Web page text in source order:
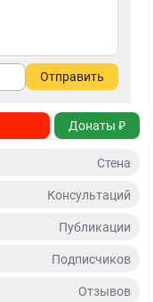
Отправить
Донаты ₽
Стена
Консультаций
Публикации
Подписчиков
Отзывов